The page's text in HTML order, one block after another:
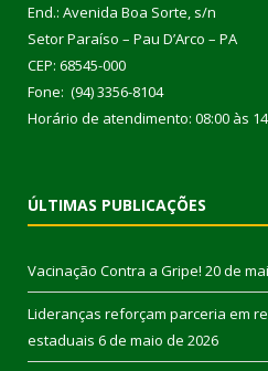
End.: Avenida Boa Sorte, s/n
Setor Paraíso – Pau D’Arco – PA
CEP: 68545-000
Fone: (94) 3356-8104
Horário de atendimento: 08:00 às
ÚLTIMAS PUBLICAÇÕES
Vacinação Contra a Gripe! 20 de
Lideranças reforçam parceria em
estaduais 6 de maio de 2026